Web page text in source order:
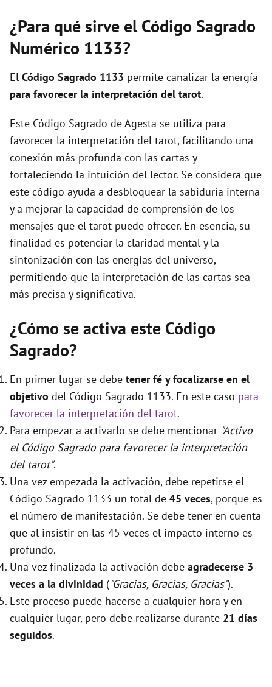
¿Para qué sirve el Código Sagrado
Numérico 1133?
El Código Sagrado 1133 permite canalizar la energía
para favorecer la interpretación del tarot.
Este Código Sagrado de Agesta se utiliza para
favorecer la interpretación del tarot, facilitando una
conexión más profunda con las cartas y
fortaleciendo la intuición del lector. Se considera que
este código ayuda a desbloquear la sabiduría interna
y a mejorar la capacidad de comprensión de los
mensajes que el tarot puede ofrecer. En esencia, su
finalidad es potenciar la claridad mental y la
sintonización con las energías del universo,
permitiendo que la interpretación de las cartas sea
más precisa y significativa.
¿Cómo se activa este Código
Sagrado?
En primer lugar se debe tener fé y focalizarse en el
objetivo del Código Sagrado 1133. En este caso para
favorecer la interpretación del tarot.
Para empezar a activarlo se debe mencionar "Activo
el Código Sagrado para favorecer la interpretación
del tarot".
Una vez empezada la activación, debe repetirse el
Código Sagrado 1133 un total de 45 veces, porque es
el número de manifestación. Se debe tener en cuenta
que al insistir en las 45 veces el impacto interno es
profundo.
Una vez finalizada la activación debe agradecerse 3
veces a la divinidad ("Gracias, Gracias, Gracias").
Este proceso puede hacerse a cualquier hora y en
cualquier lugar, pero debe realizarse durante 21 días
seguidos.